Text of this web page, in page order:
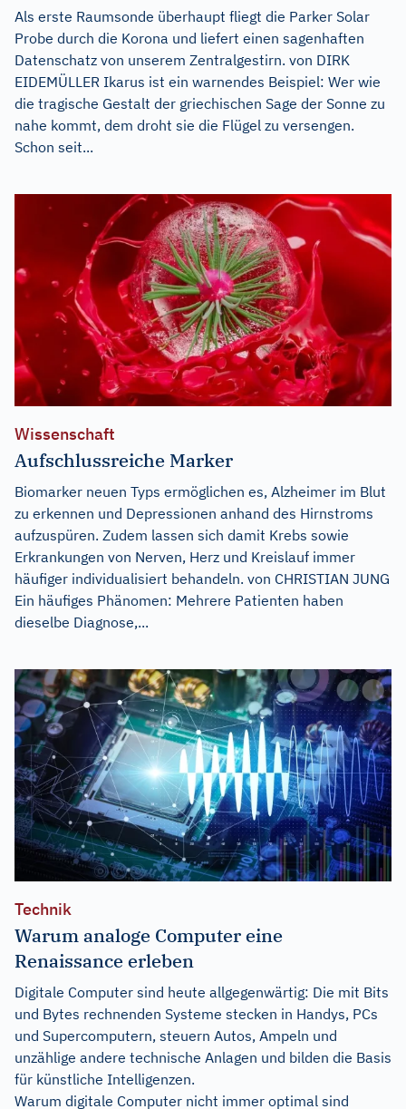
Als erste Raumsonde überhaupt fliegt die Parker Solar
Probe durch die Korona und liefert einen sagenhaften
Datenschatz von unserem Zentralgestirn. von DIRK
EIDEMÜLLER Ikarus ist ein warnendes Beispiel: Wer wie
die tragische Gestalt der griechischen Sage der Sonne zu
nahe kommt, dem droht sie die Flügel zu versengen.
Schon seit...
Wissenschaft
Aufschlussreiche Marker
Biomarker neuen Typs ermöglichen es, Alzheimer im Blut
zu erkennen und Depressionen anhand des Hirnstroms
aufzuspüren. Zudem lassen sich damit Krebs sowie
Erkrankungen von Nerven, Herz und Kreislauf immer
häufiger individualisiert behandeln. von CHRISTIAN JUNG
Ein häufiges Phänomen: Mehrere Patienten haben
dieselbe Diagnose,...
Technik
Warum analoge Computer eine
Renaissance erleben
Digitale Computer sind heute allgegenwärtig: Die mit Bits
und Bytes rechnenden Systeme stecken in Handys, PCs
und Supercomputern, steuern Autos, Ampeln und
unzählige andere technische Anlagen und bilden die Basis
für künstliche Intelligenzen.
Warum digitale Computer nicht immer optimal sind